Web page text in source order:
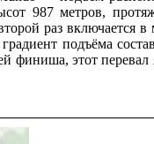
987 метров,
раз включается в
подъёма
финиша, этот перевал